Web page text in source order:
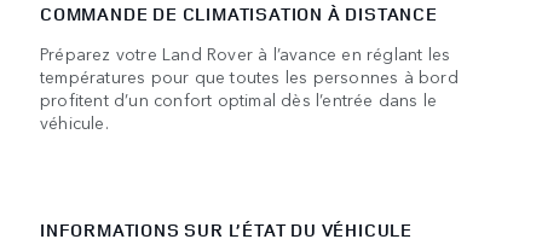
COMMANDE DE CLIMATISATION À DISTANCE
Préparez votre Land Rover à l’avance en réglant les
températures pour que toutes les personnes à bord
profitent d’un confort optimal dès l’entrée dans le
véhicule.
INFORMATIONS SUR L’ÉTAT DU VÉHICULE